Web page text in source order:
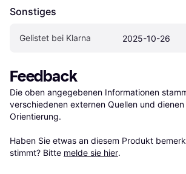
Sonstiges
Gelistet bei Klarna 2025-10-26
Feedback
Die oben angegebenen Informationen
verschiedenen externen Quellen und
Orientierung.
Haben Sie etwas an diesem Produkt
stimmt? Bitte melde sie hier.